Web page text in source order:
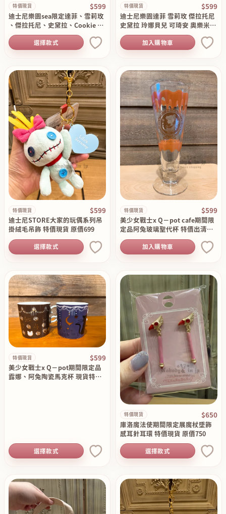
特價現貨 $599
迪士尼樂園sea限定達菲、雪莉玫
、傑拉托尼、史黛拉、Cookie An
n、奧樂米拉熟睡系列坐姿吊飾 特
價現貨 原價699
選擇款式
特價現貨 $599
迪士尼樂園達菲 雪莉玫 傑拉托尼
史黛拉 玲娜貝兒 可琦安 奧樂米拉
尋找春天系列長毛巾 特價現貨 原
價750
加入購物車
特價現貨 $599
迪士尼STORE大家的玩偶系列吊
掛絨毛吊飾 特價現貨 原價699
選擇款式
特價現貨 $599
美少女戰士x Q－pot cafe期間限
定品阿兔玻璃聖代杯 特價出清現
貨原價1150
加入購物車
特價現貨 $599
美少女戰士x Q－pot期間限定品
露娜、阿兔陶瓷馬克杯 現貨特價
選擇款式
特價現貨 $650
庫洛魔法使期間限定展魔杖墜飾
感耳針耳環 特價現貨 原價750
選擇款式